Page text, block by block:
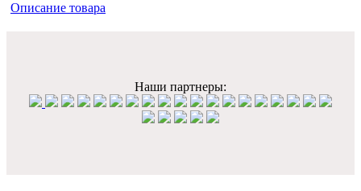
Описание товара
Наши партнеры: